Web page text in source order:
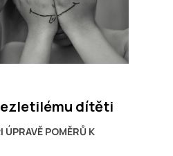
dítěti
ÚPRAVĚ POMĚRŮ K